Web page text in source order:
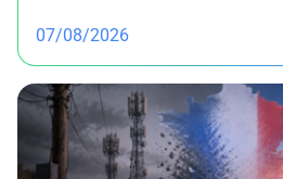
07/08/2026